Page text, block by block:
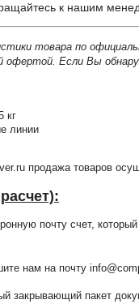
к нашим
товара по
офертой. Если Вы
кг
линии
продажа товаров
почту счет,
нам на почту
закрывающий пакет